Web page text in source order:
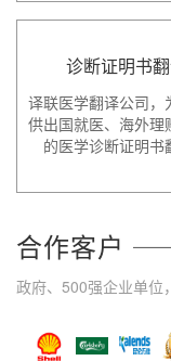
诊断证明书
译联医学翻译公司，
供出国就医、海外理
的医学诊断证明
合作客户
政府、500强企业单位